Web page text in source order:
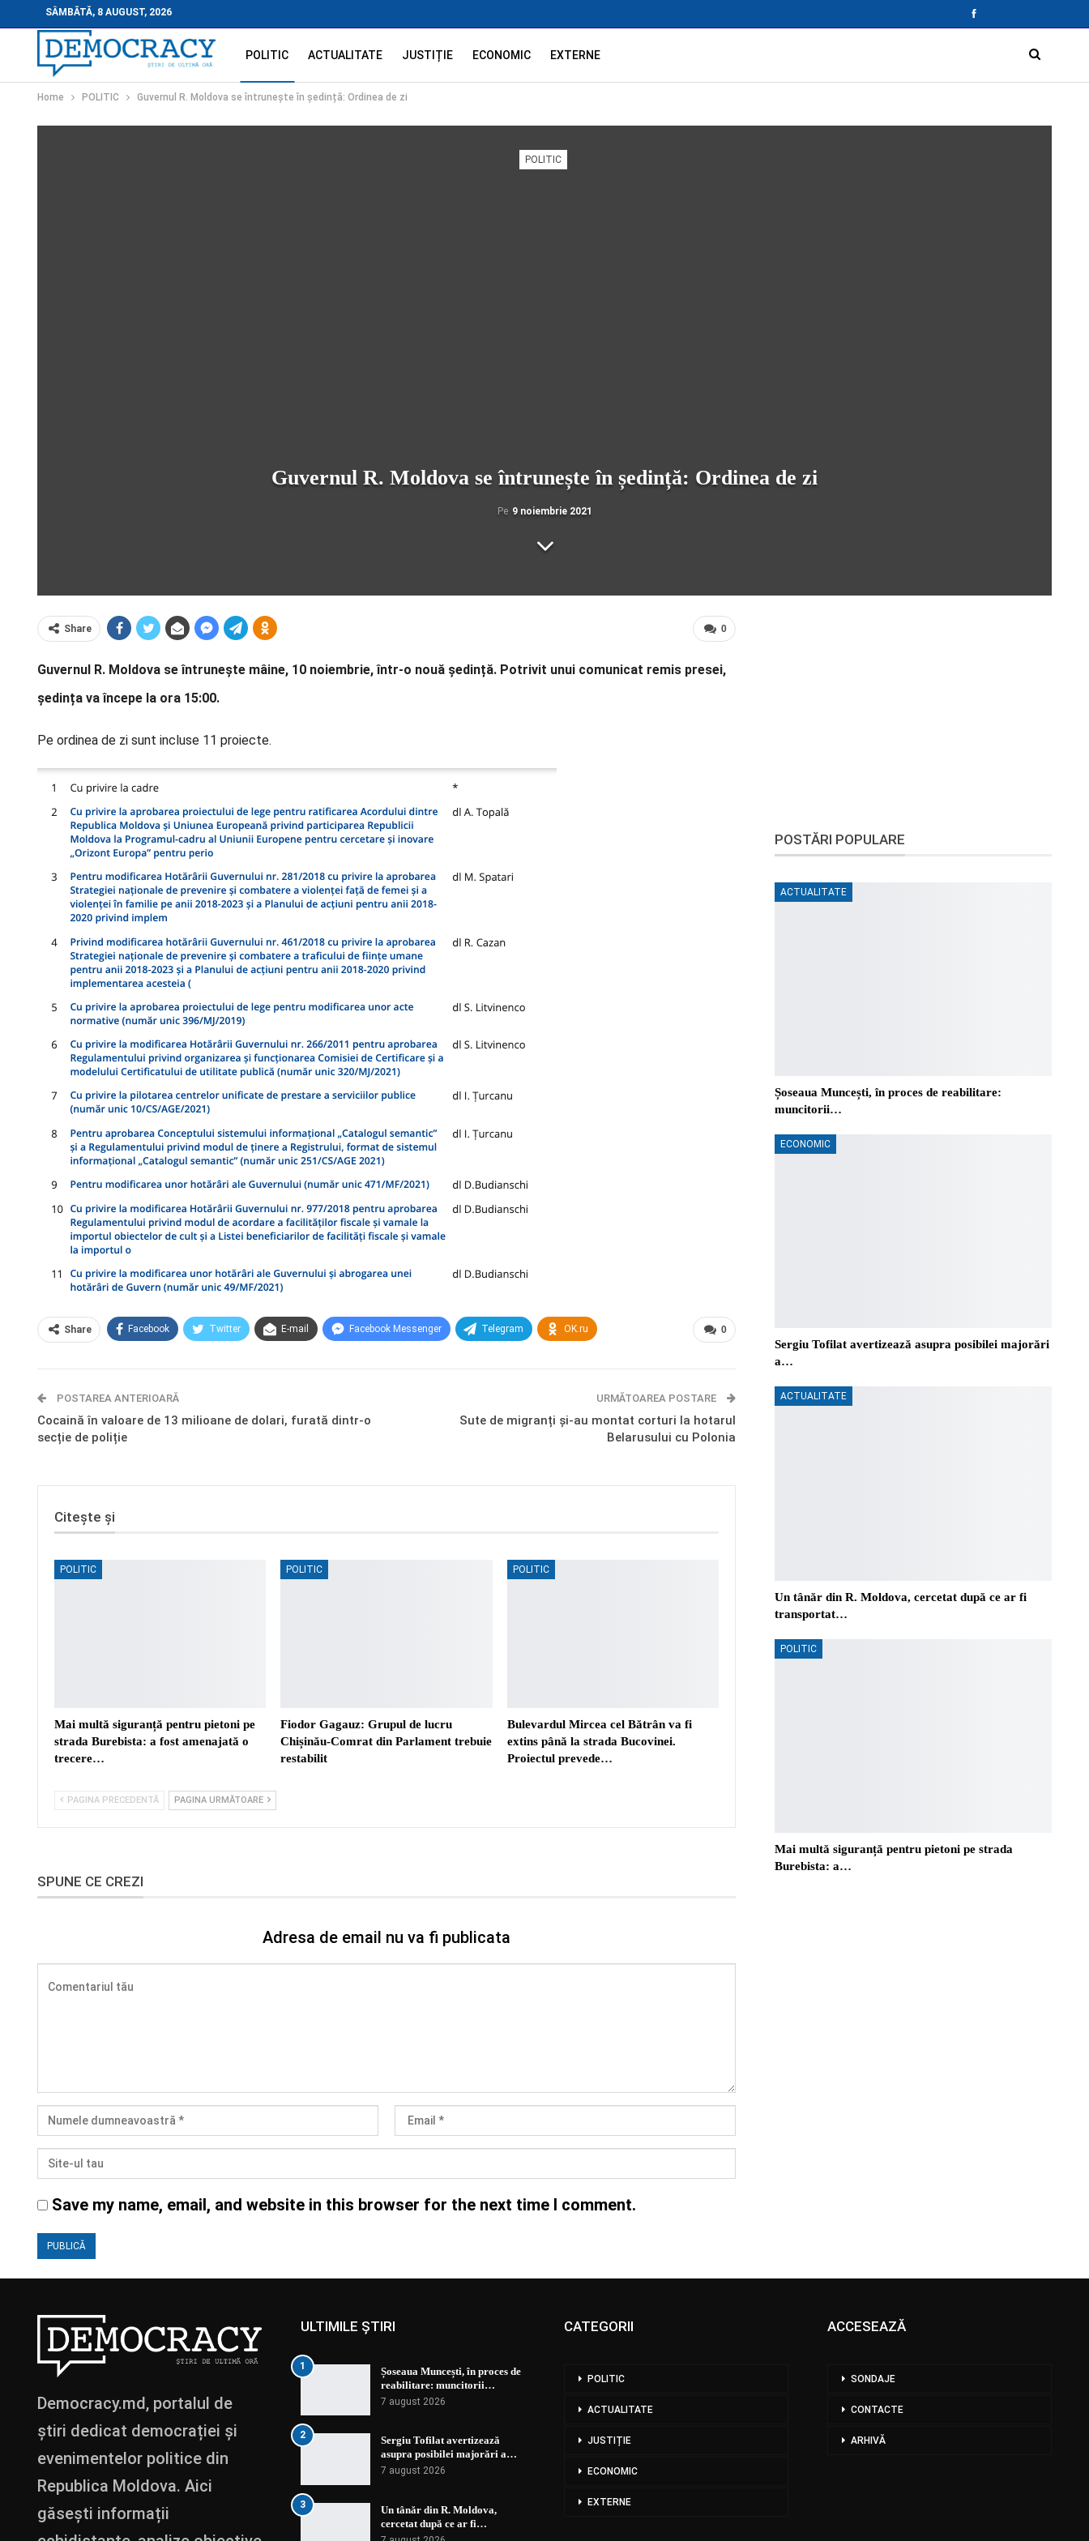
SÂMBĂTĂ, 8 AUGUST, 2026
POLITIC ACTUALITATE JUSTIȚIE ECONOMIC EXTERNE
Home POLITIC Guvernul R. Moldova se întrunește în ședință: Ordinea de zi
POLITIC
Guvernul R. Moldova se întrunește în ședință: Ordinea de zi
Pe 9 noiembrie 2021
0
Share
Guvernul R. Moldova se întrunește mâine, 10 noiembrie, într-o nouă ședință. Potrivit unui comunicat remis presei,
ședința va începe la ora 15:00.
Pe ordinea de zi sunt incluse 11 proiecte.
0
Share Facebook Twitter E-mail Facebook Messenger Telegram OK.ru
POSTAREA ANTERIOARĂ
Cocaină în valoare de 13 milioane de dolari, furată dintr-o
secție de poliție
URMĂTOAREA POSTARE
Sute de migranți și-au montat corturi la hotarul
Belarusului cu Polonia
Citește și
POLITIC
Mai multă siguranță pentru pietoni pe
strada Burebista: a fost amenajată o
trecere…
POLITIC
Fiodor Gagauz: Grupul de lucru
Chișinău-Comrat din Parlament trebuie
restabilit
POLITIC
Bulevardul Mircea cel Bătrân va fi
extins până la strada Bucovinei.
Proiectul prevede…
PAGINA PRECEDENTĂ PAGINA URMĂTOARE
SPUNE CE CREZI
Adresa de email nu va fi publicata
Save my name, email, and website in this browser for the next time I comment.
POSTĂRI POPULARE
ACTUALITATE
Șoseaua Muncești, în proces de reabilitare:
muncitorii…
ECONOMIC
Sergiu Tofilat avertizează asupra posibilei majorări
a…
ACTUALITATE
Un tânăr din R. Moldova, cercetat după ce ar fi
transportat…
POLITIC
Mai multă siguranță pentru pietoni pe strada
Burebista: a…
Democracy.md, portalul de
știri dedicat democrației și
evenimentelor politice din
Republica Moldova. Aici
găsești informații
ULTIMILE ȘTIRI
1
Șoseaua Muncești, în proces de
reabilitare: muncitorii…
7 august 2026
2
Sergiu Tofilat avertizează
asupra posibilei majorări a…
7 august 2026
3
Un tânăr din R. Moldova,
cercetat după ce ar fi…
CATEGORII
POLITIC
ACTUALITATE
JUSTIȚIE
ECONOMIC
EXTERNE
ACCESEAZĂ
SONDAJE
CONTACTE
ARHIVĂ